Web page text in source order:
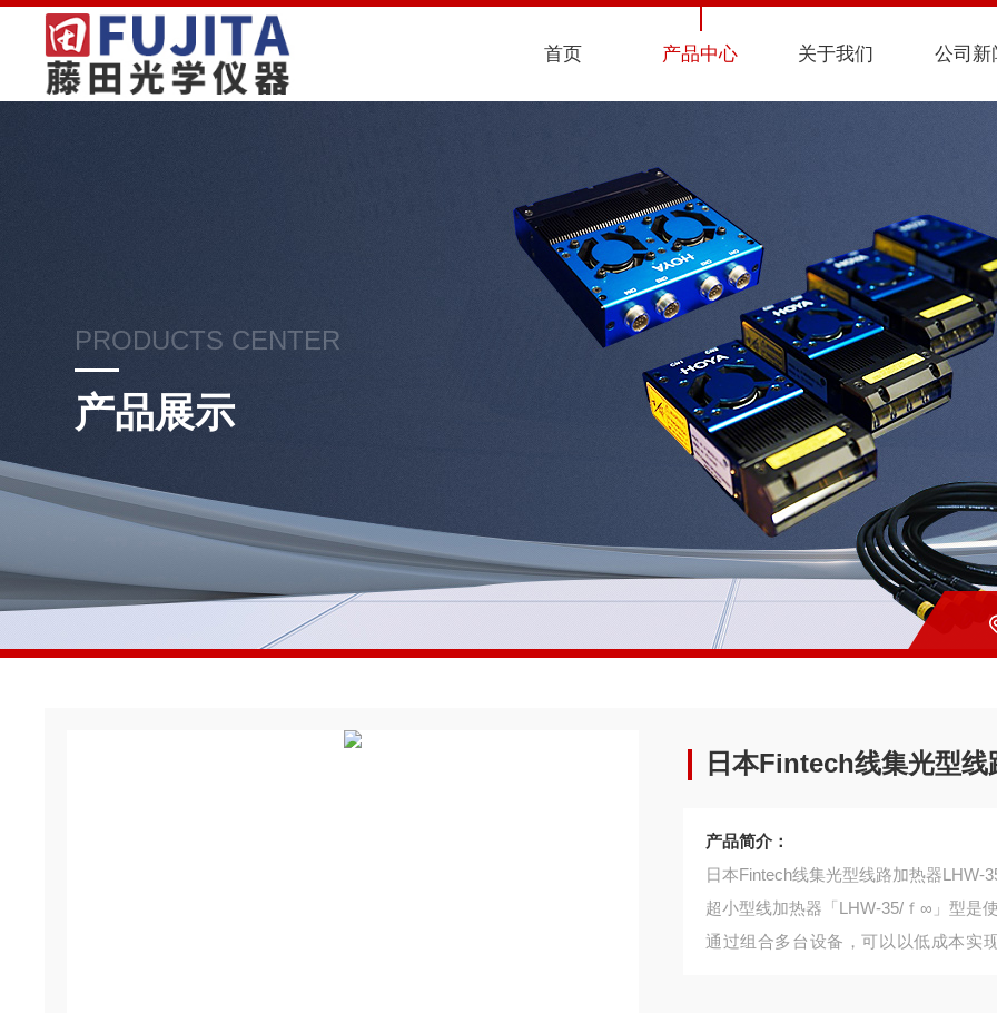
首页 产品中心 关于我们 公司新
PRODUCTS CENTER
产品展示
日本Fintech线集光型
产品简介：
日本Fintech线集光型线路加热器LHW-
超小型线加热器「LHW-35/ｆ∞」型是
通过组合多台设备，可以以低成本实